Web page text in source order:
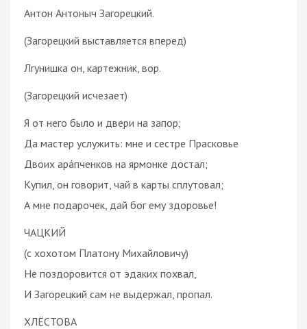
Антон Антоныч Загорецкий.
(Загорецкий выставляется вперед)
Лгунишка он, картежник, вор.
(Загорецкий исчезает)
Я от него было и двери на запор;
Да мастер услужить: мне и сестре Прасковье
Двоих ара́пченков на ярмонке достал;
Купил, он говорит, чай в карты сплутовал;
А мне подарочек, дай бог ему здоровье!
ЧАЦКИЙ
(с хохотом Платону Михайловичу)
Не поздоровится от эдаких похвал,
И Загорецкий сам не выдержал, пропал.
ХЛЁСТОВА